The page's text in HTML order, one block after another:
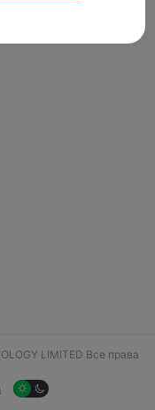
LIMITED Все права